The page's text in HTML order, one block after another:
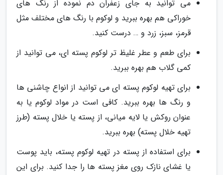
می توانید به جای زعفران دم نموده از رنگ های
خوراکی هم بهره ببرید و لوکوم با رنگ های مختلف مثل
قرمز، سبز، زرد و … درست کنید.
برای طعم و عطر غلیظ تر لوکوم پسته ای، می توانید از
کمی گلاب هم بهره ببرید.
برای تهیه لوکوم پسته ای می توانید از انواع چاشنی ها
و رنگ ها بهره ببرید. کافی است در مواد لوکوم یا به
عنوان روکش یا لایه میانی، از پسته یا خلال پسته (طرز
تهیه خلال پسته) بهره ببرید.
برای استفاده از پسته در تهیه لوکوم پسته، باید پوست
یا غشای نازک روی مغز پسته ها را جدا کنید. برای این